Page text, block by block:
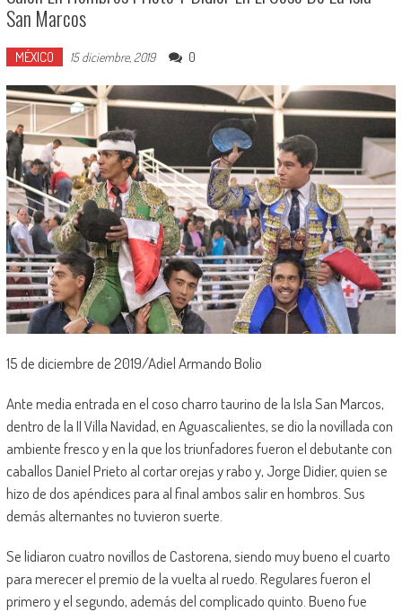
San Marcos
MÉXICO 15 diciembre, 2019 0
15 de diciembre de 2019/Adiel Armando Bolio
Ante media entrada en el coso charro taurino de la Isla San Marcos,
dentro de la II Villa Navidad, en Aguascalientes, se dio la novillada con
ambiente fresco y en la que los triunfadores fueron el debutante con
caballos Daniel Prieto al cortar orejas y rabo y, Jorge Didier, quien se
hizo de dos apéndices para al final ambos salir en hombros. Sus
demás alternantes no tuvieron suerte.
Se lidiaron cuatro novillos de Castorena, siendo muy bueno el cuarto
para merecer el premio de la vuelta al ruedo. Regulares fueron el
primero y el segundo, además del complicado quinto. Bueno fue